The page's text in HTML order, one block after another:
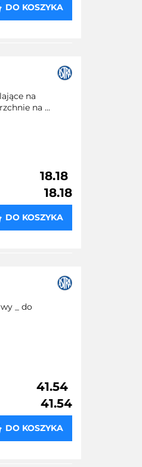
DO KOSZYKA
na
na ...
18.18
18.18
DO KOSZYKA
_ do
41.54
41.54
DO KOSZYKA